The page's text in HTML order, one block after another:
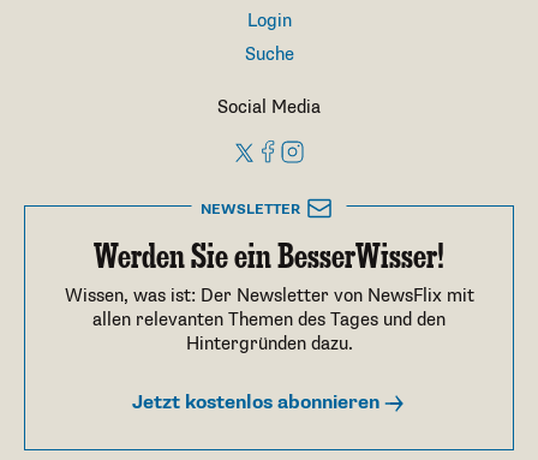
Login
Suche
Social Media
NEWSLETTER
Werden Sie ein BesserWisser!
Wissen, was ist: Der Newsletter von NewsFlix mit
allen relevanten Themen des Tages und den
Hintergründen dazu.
Jetzt kostenlos abonnieren